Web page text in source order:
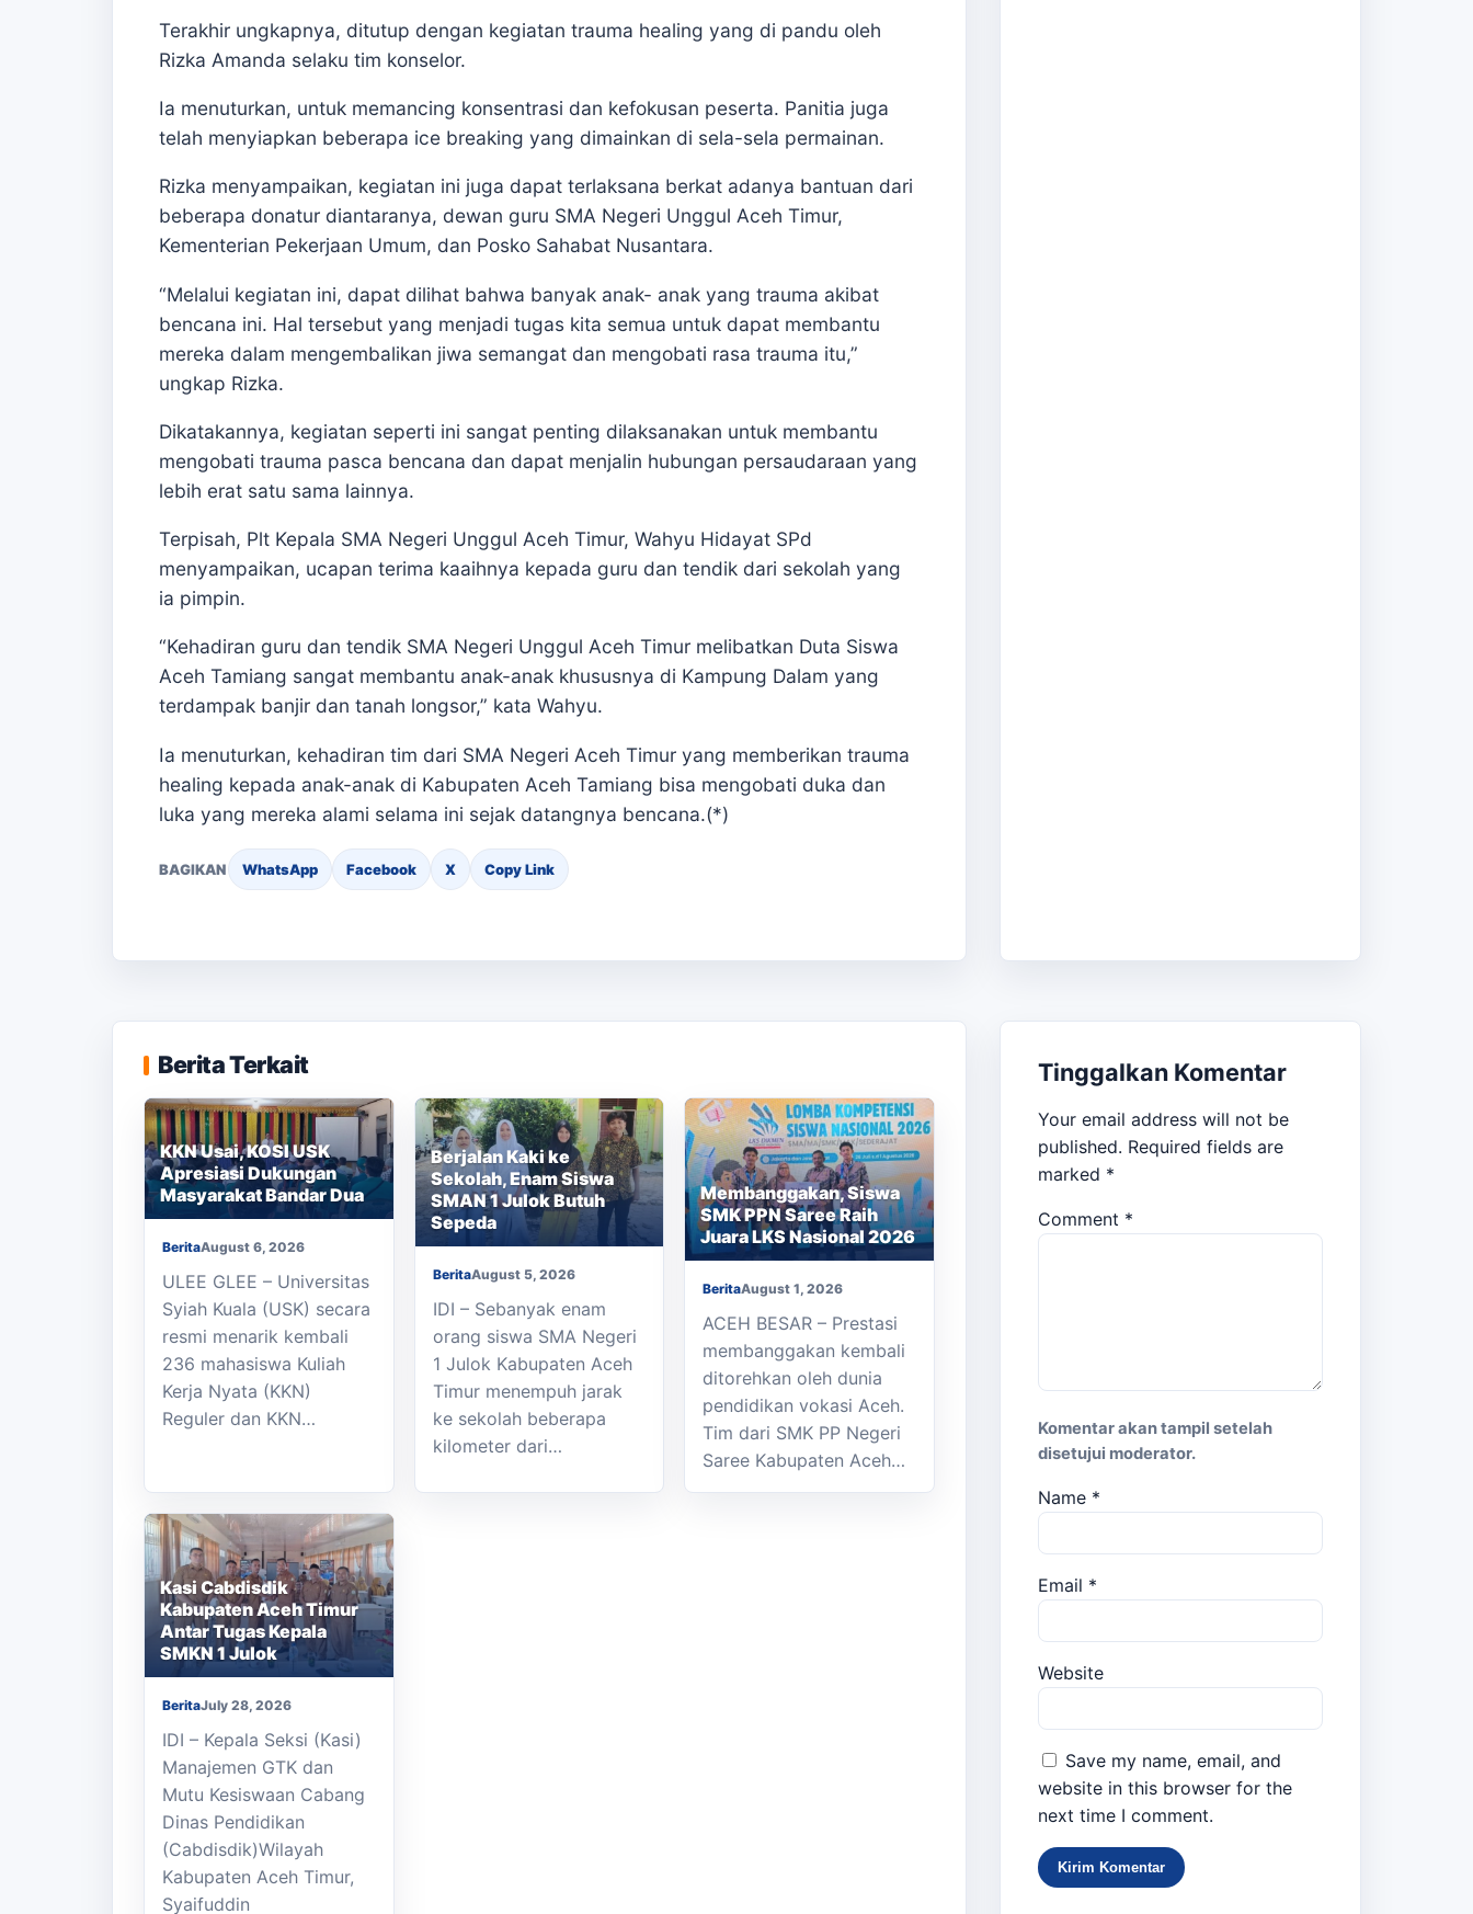
Terakhir ungkapnya, ditutup dengan kegiatan trauma healing yang di pandu oleh
Rizka Amanda selaku tim konselor.
Ia menuturkan, untuk memancing konsentrasi dan kefokusan peserta. Panitia juga
telah menyiapkan beberapa ice breaking yang dimainkan di sela-sela permainan.
Rizka menyampaikan, kegiatan ini juga dapat terlaksana berkat adanya bantuan dari
beberapa donatur diantaranya, dewan guru SMA Negeri Unggul Aceh Timur,
Kementerian Pekerjaan Umum, dan Posko Sahabat Nusantara.
“Melalui kegiatan ini, dapat dilihat bahwa banyak anak- anak yang trauma akibat
bencana ini. Hal tersebut yang menjadi tugas kita semua untuk dapat membantu
mereka dalam mengembalikan jiwa semangat dan mengobati rasa trauma itu,”
ungkap Rizka.
Dikatakannya, kegiatan seperti ini sangat penting dilaksanakan untuk membantu
mengobati trauma pasca bencana dan dapat menjalin hubungan persaudaraan yang
lebih erat satu sama lainnya.
Terpisah, Plt Kepala SMA Negeri Unggul Aceh Timur, Wahyu Hidayat SPd
menyampaikan, ucapan terima kaaihnya kepada guru dan tendik dari sekolah yang
ia pimpin.
“Kehadiran guru dan tendik SMA Negeri Unggul Aceh Timur melibatkan Duta Siswa
Aceh Tamiang sangat membantu anak-anak khususnya di Kampung Dalam yang
terdampak banjir dan tanah longsor,” kata Wahyu.
Ia menuturkan, kehadiran tim dari SMA Negeri Aceh Timur yang memberikan trauma
healing kepada anak-anak di Kabupaten Aceh Tamiang bisa mengobati duka dan
luka yang mereka alami selama ini sejak datangnya bencana.(*)
BAGIKAN WhatsApp Facebook X Copy Link
Berita Terkait
KKN Usai, KOSI USK
Apresiasi Dukungan
Masyarakat Bandar Dua
BeritaAugust 6, 2026
ULEE GLEE – Universitas
Syiah Kuala (USK) secara
resmi menarik kembali
236 mahasiswa Kuliah
Kerja Nyata (KKN)
Reguler dan KKN…
Berjalan Kaki ke
Sekolah, Enam Siswa
SMAN 1 Julok Butuh
Sepeda
BeritaAugust 5, 2026
IDI – Sebanyak enam
orang siswa SMA Negeri
1 Julok Kabupaten Aceh
Timur menempuh jarak
ke sekolah beberapa
kilometer dari…
Membanggakan, Siswa
SMK PPN Saree Raih
Juara LKS Nasional 2026
BeritaAugust 1, 2026
ACEH BESAR – Prestasi
membanggakan kembali
ditorehkan oleh dunia
pendidikan vokasi Aceh.
Tim dari SMK PP Negeri
Saree Kabupaten Aceh…
Kasi Cabdisdik
Kabupaten Aceh Timur
Antar Tugas Kepala
SMKN 1 Julok
BeritaJuly 28, 2026
IDI – Kepala Seksi (Kasi)
Manajemen GTK dan
Mutu Kesiswaan Cabang
Dinas Pendidikan
(Cabdisdik)Wilayah
Kabupaten Aceh Timur,
Syaifuddin
Tinggalkan Komentar
Your email address will not be
published. Required fields are
marked *
Comment *
Komentar akan tampil setelah
disetujui moderator.
Name *
Email *
Website
Save my name, email, and
website in this browser for the
next time I comment.